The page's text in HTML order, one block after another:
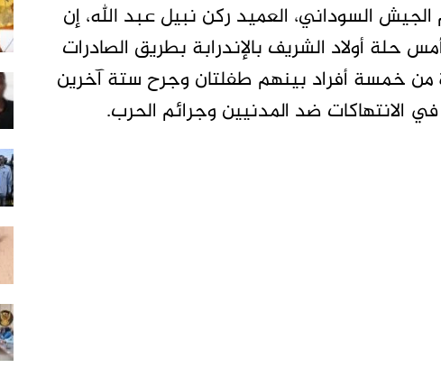
السوداني، العميد ركن نبيل عبد الله، إن
أولاد الشريف بالإندرابة بطريق الصادرات
من خمسة أفراد بينهم طفلتان وجرح ستة آخرين
الانتهاكات ضد المدنيين وجرائم الحرب.